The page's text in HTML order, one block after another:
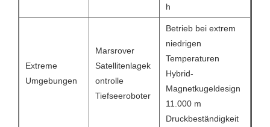
h
Extreme
Umgebungen
Marsrover
Satellitenlagek
ontrolle
Tiefseeroboter
Betrieb bei extrem
niedrigen
Temperaturen
Hybrid-
Magnetkugeldesign
11.000 m
Druckbeständigkeit